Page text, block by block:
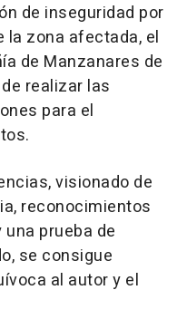
de inseguridad por
la zona afectada, el
de Manzanares de
realizar las
para el
visionado de
reconocimientos
prueba de
se consigue
al autor y el